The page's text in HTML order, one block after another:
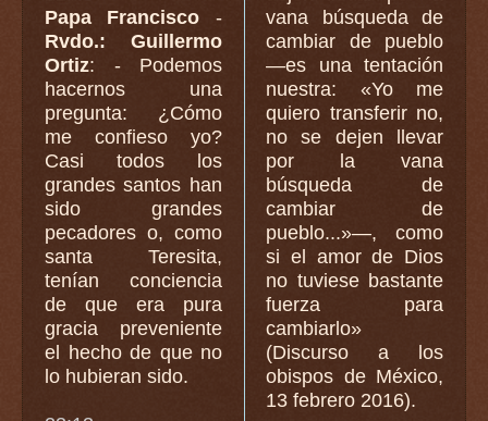
Papa Francisco -
Rvdo.: Guillermo
Ortiz: - Podemos
hacernos una
pregunta: ¿Cómo
me confieso yo?
Casi todos los
grandes santos han
sido grandes
pecadores o, como
santa Teresita,
tenían conciencia
de que era pura
gracia preveniente
el hecho de que no
lo hubieran sido.
vana búsqueda de
cambiar de pueblo
—es una tentación
nuestra: «Yo me
quiero transferir no,
no se dejen llevar
por la vana
búsqueda de
cambiar de
pueblo...»—, como
si el amor de Dios
no tuviese bastante
fuerza para
cambiarlo»
(Discurso a los
obispos de México,
13 febrero 2016).